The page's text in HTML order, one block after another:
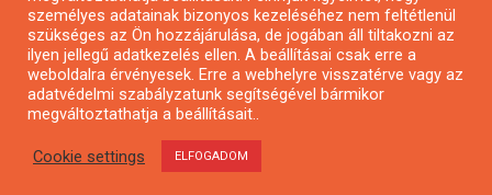
Mezőgazdasági pályázatok
Falusi turizmus pályázatok
Napelem pályázatok
GINOP pályázatok
Copyright © All rights reserved.
személyes adatainak bizonyos kezeléséhez nem feltétlenül
szükséges az Ön hozzájárulása, de jogában áll tiltakozni az
ilyen jellegű adatkezelés ellen. A beállításai csak erre a
weboldalra érvényesek. Erre a webhelyre visszatérve vagy az
adatvédelmi szabályzatunk segítségével bármikor
megváltoztathatja a beállításait..
Cookie settings ELFOGADOM